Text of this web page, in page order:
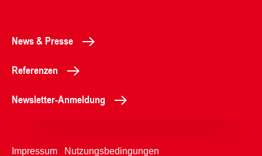
News & Presse
Referenzen
Newsletter-Anmeldung
Impressum Nutzungsbedingungen